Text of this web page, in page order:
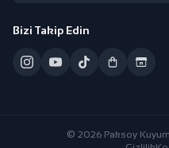
Bizi Takip Edin
© 2026 Paksoy